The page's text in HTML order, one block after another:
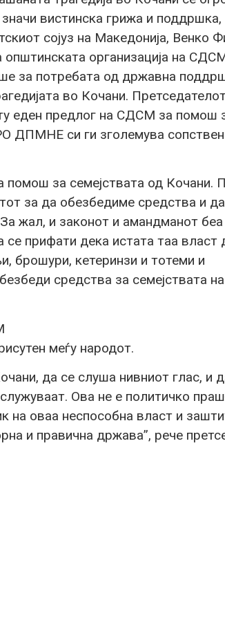
вистинска грижа и поддршка,
сојуз на Македонија, Венко
организација на
за потребата од државна
во Кочани.
еден предлог на СДСМ за помош
ДПМНЕ си ги зголемува
за семејствата од Кочани.
за да обезбедиме средства и
жал, и законот и амандманот
прифати дека истата таа власт
брошури, кетеринзи и тотеми и
средства за семејствата на
меѓу народот.
да се слуша нивниот глас, и
Ова не е политичко
на оваа неспособна власт и
и правична држава”, рече